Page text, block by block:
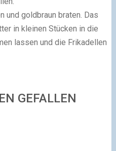
und goldbraun braten. Das
in kleinen Stücken in die
lassen und die Frikadellen
GEFALLEN